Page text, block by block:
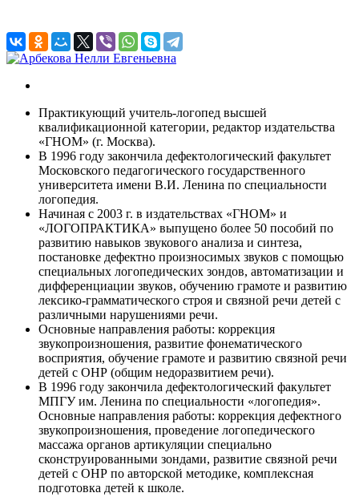
Практикующий учитель-логопед высшей
квалификационной категории, редактор издательства
«ГНОМ» (г. Москва).
В 1996 году закончила дефектологический факультет
Московского педагогического государственного
университета имени В.И. Ленина по специальности
логопедия.
Начиная с 2003 г. в издательствах «ГНОМ» и
«ЛОГОПРАКТИКА» выпущено более 50 пособий по
развитию навыков звукового анализа и синтеза,
постановке дефектно произносимых звуков с помощью
специальных логопедических зондов, автоматизации и
дифференциации звуков, обучению грамоте и развитию
лексико-грамматического строя и связной речи детей с
различными нарушениями речи.
Основные направления работы: коррекция
звукопроизношения, развитие фонематического
восприятия, обучение грамоте и развитию связной речи
детей с ОНР (общим недоразвитием речи).
В 1996 году закончила дефектологический факультет
МПГУ им. Ленина по специальности «логопедия».
Основные направления работы: коррекция дефектного
звукопроизношения, проведение логопедического
массажа органов артикуляции специально
сконструированными зондами, развитие связной речи
детей с ОНР по авторской методике, комплексная
подготовка детей к школе.